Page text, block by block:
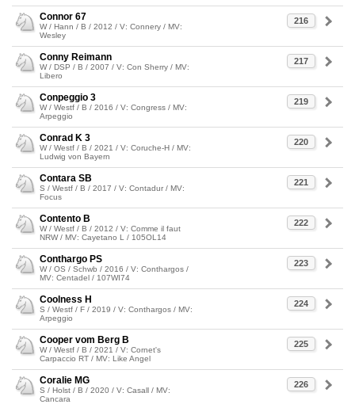
216
Connor 67
W / Hann / B / 2012 / V: Connery / MV:
Wesley
217
Conny Reimann
W / DSP / B / 2007 / V: Con Sherry / MV:
Libero
219
Conpeggio 3
W / Westf / B / 2016 / V: Congress / MV:
Arpeggio
220
Conrad K 3
W / Westf / B / 2021 / V: Coruche-H / MV:
Ludwig von Bayern
221
Contara SB
S / Westf / B / 2017 / V: Contadur / MV:
Focus
222
Contento B
W / Westf / B / 2012 / V: Comme il faut
NRW / MV: Cayetano L / 105OL14
223
Conthargo PS
W / OS / Schwb / 2016 / V: Conthargos /
MV: Centadel / 107WI74
224
Coolness H
S / Westf / F / 2019 / V: Conthargos / MV:
Arpeggio
225
Cooper vom Berg B
W / Westf / B / 2021 / V: Cornet's
Carpaccio RT / MV: Like Angel
226
Coralie MG
S / Holst / B / 2020 / V: Casall / MV:
Cancara